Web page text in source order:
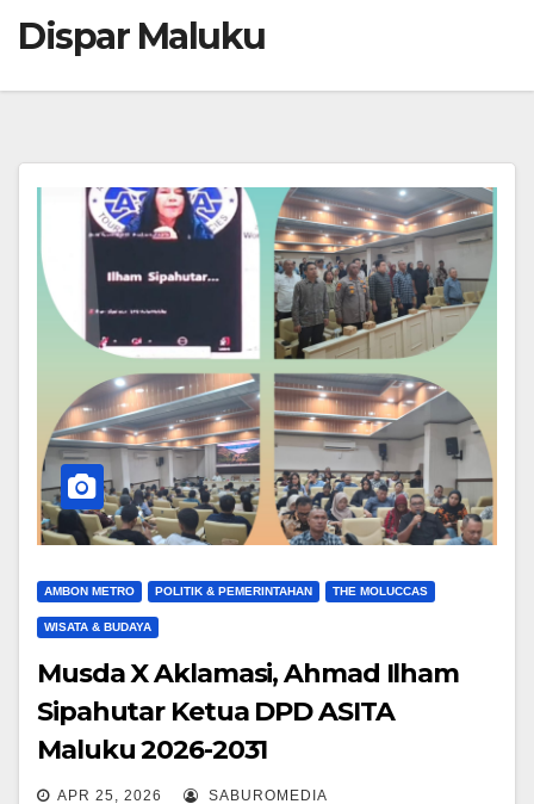
Dispar Maluku
AMBON METRO POLITIK & PEMERINTAHAN THE MOLUCCAS
WISATA & BUDAYA
Musda X Aklamasi, Ahmad Ilham
Sipahutar Ketua DPD ASITA
Maluku 2026-2031
APR 25, 2026 SABUROMEDIA